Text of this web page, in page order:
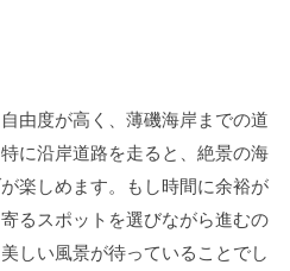
由度が高く、薄磯海岸までの道
に沿岸道路を走ると、絶景の海
楽しめます。もし時間に余裕が
るスポットを選びながら進むの
しい風景が待っていることでし